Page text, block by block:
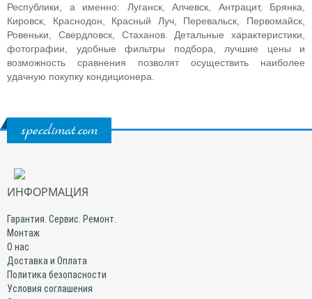
Республики, а именно: Луганск, Алчевск, Антрацит, Брянка,
Кировск, Краснодон, Красный Луч, Перевальск, Первомайск,
Ровеньки, Свердловск, Стаханов. Детальные характеристики,
фотографии, удобные фильтры подбора, лучшие цены и
возможность сравнения позволят осуществить наиболее
удачную покупку кондиционера.
specclimat.com
ИНФОРМАЦИЯ
Гарантия. Сервис. Ремонт.
Монтаж
О нас
Доставка и Оплата
Политика безопасности
Условия соглашения